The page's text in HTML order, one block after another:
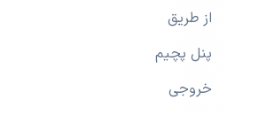
از طریق
پنل پچیم
خروجی